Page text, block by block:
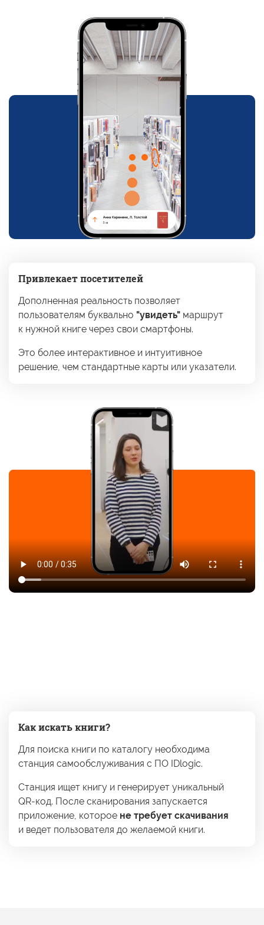
Привлекает посетителей
Дополненная реальность позволяет
пользователям буквально "увидеть" маршрут
к нужной книге через свои смартфоны.
Это более интерактивное и интуитивное
решение, чем стандартные карты или указатели.
Как искать книги?
Для поиска книги по каталогу необходима
станция самообслуживания с ПО IDlogic.
Станция ищет книгу и генерирует уникальный
QR-код. После сканирования запускается
приложение, которое не требует скачивания
и ведет пользователя до желаемой книги.